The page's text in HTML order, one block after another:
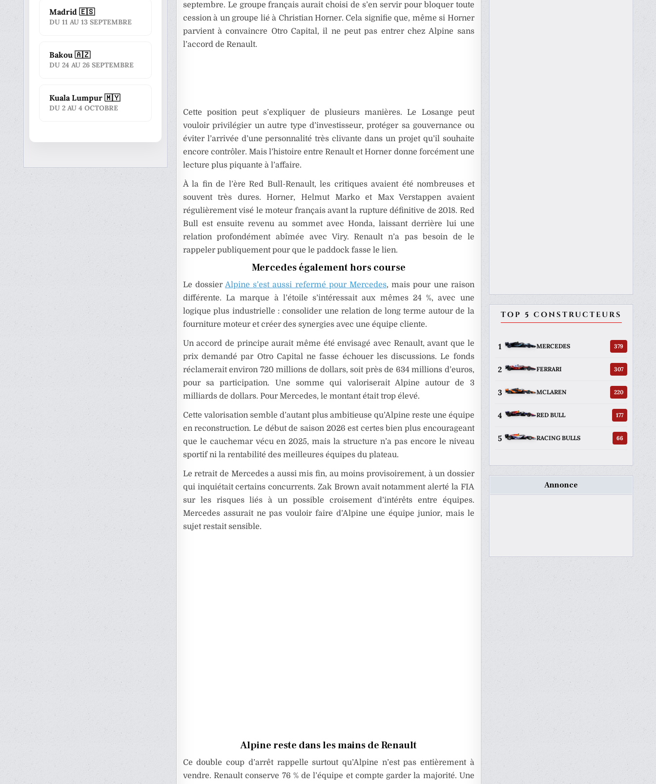
septembre. Le groupe français aurait choisi de s’en servir pour bloquer toute
cession à un groupe lié à Christian Horner. Cela signifie que, même si Horner
parvient à convaincre Otro Capital, il ne peut pas entrer chez Alpine sans
l’accord de Renault.
Cette position peut s’expliquer de plusieurs manières. Le Losange peut
vouloir privilégier un autre type d’investisseur, protéger sa gouvernance ou
éviter l’arrivée d’une personnalité très clivante dans un projet qu’il souhaite
encore contrôler. Mais l’histoire entre Renault et Horner donne forcément une
lecture plus piquante à l’affaire.
À la fin de l’ère Red Bull-Renault, les critiques avaient été nombreuses et
souvent très dures. Horner, Helmut Marko et Max Verstappen avaient
régulièrement visé le moteur français avant la rupture définitive de 2018. Red
Bull est ensuite revenu au sommet avec Honda, laissant derrière lui une
relation profondément abîmée avec Viry. Renault n’a pas besoin de le
rappeler publiquement pour que le paddock fasse le lien.
Mercedes également hors course
Le dossierAlpine s’est aussi refermé pour Mercedes, mais pour une raison
différente. La marque à l’étoile s’intéressait aux mêmes 24 %, avec une
logique plus industrielle : consolider une relation de long terme autour de la
fourniture moteur et créer des synergies avec une équipe cliente.
Un accord de principe aurait même été envisagé avec Renault, avant que le
prix demandé par Otro Capital ne fasse échouer les discussions. Le fonds
réclamerait environ 720 millions de dollars, soit près de 634 millions d’euros,
pour sa participation. Une somme qui valoriserait Alpine autour de 3
milliards de dollars. Pour Mercedes, le montant était trop élevé.
Cette valorisation semble d’autant plus ambitieuse qu’Alpine reste une équipe
en reconstruction. Le début de saison 2026 est certes bien plus encourageant
que le cauchemar vécu en 2025, mais la structure n’a pas encore le niveau
sportif ni la rentabilité des meilleures équipes du plateau.
Le retrait de Mercedes a aussi mis fin, au moins provisoirement, à un dossier
qui inquiétait certains concurrents. Zak Brown avait notamment alerté la FIA
sur les risques liés à un possible croisement d’intérêts entre équipes.
Mercedes assurait ne pas vouloir faire d’Alpine une équipe junior, mais le
sujet restait sensible.
Alpine reste dans les mains de Renault
Ce double coup d’arrêt rappelle surtout qu’Alpine n’est pas entièrement à
vendre. Renault conserve 76 % de l’équipe et compte garder la majorité. Une
Madrid 🇪🇸
DU 11 AU 13 SEPTEMBRE
Bakou 🇦🇿
DU 24 AU 26 SEPTEMBRE
Kuala Lumpur 🇲🇾
DU 2 AU 4 OCTOBRE
TOP 5 CONSTRUCTEURS
1 MERCEDES 379
2 FERRARI 307
3 MCLAREN 220
4 RED BULL 177
5 RACING BULLS 66
Annonce